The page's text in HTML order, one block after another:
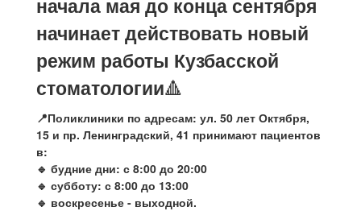
начинает действовать новый
режим работы Кузбасской
стоматологии🔺
📍Поликлиники по адресам: ул. 50 лет Октября,
15 и пр. Ленинградский, 41 принимают пациентов
в:
🔹 будние дни: с 8:00 до 20:00
🔹 субботу: с 8:00 до 13:00
🔹 воскресенье - выходной.